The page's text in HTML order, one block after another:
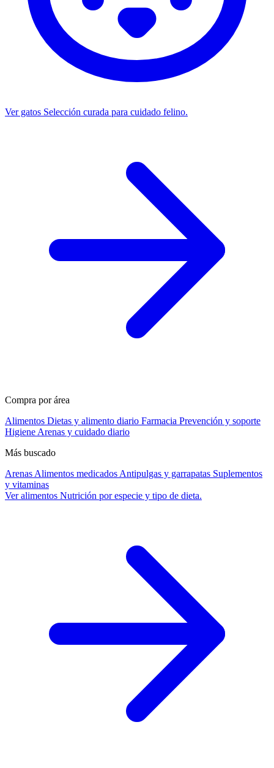
Ver gatos Selección curada para cuidado felino.
Compra por área
Alimentos Dietas y alimento diario Farmacia Prevención y soporte
Higiene Arenas y cuidado diario
Más buscado
Arenas Alimentos medicados Antipulgas y garrapatas Suplementos
y vitaminas
Ver alimentos Nutrición por especie y tipo de dieta.